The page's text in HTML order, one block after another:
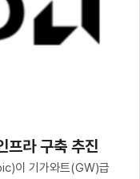
라 구축 추진
이 기가와트(GW)급